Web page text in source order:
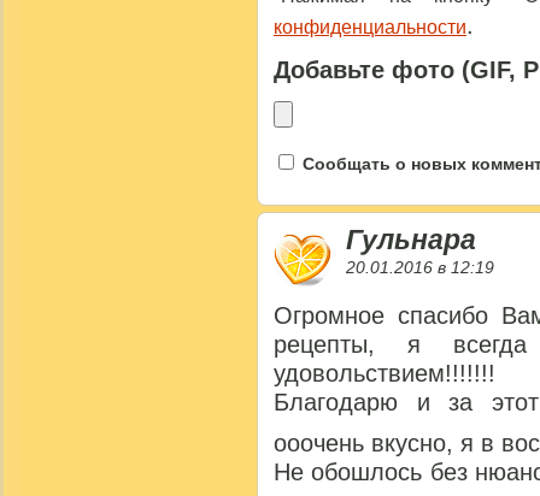
конфиденциальности.
Добавьте фото (GIF,
Сообщать о новых
Гульнара
20.01.2016 в 12:19
Огромное спасибо
рецепты, я
удовольствием!!!!!!!
Благодарю и за
ооочень вкусно, я в
Не обошлось без